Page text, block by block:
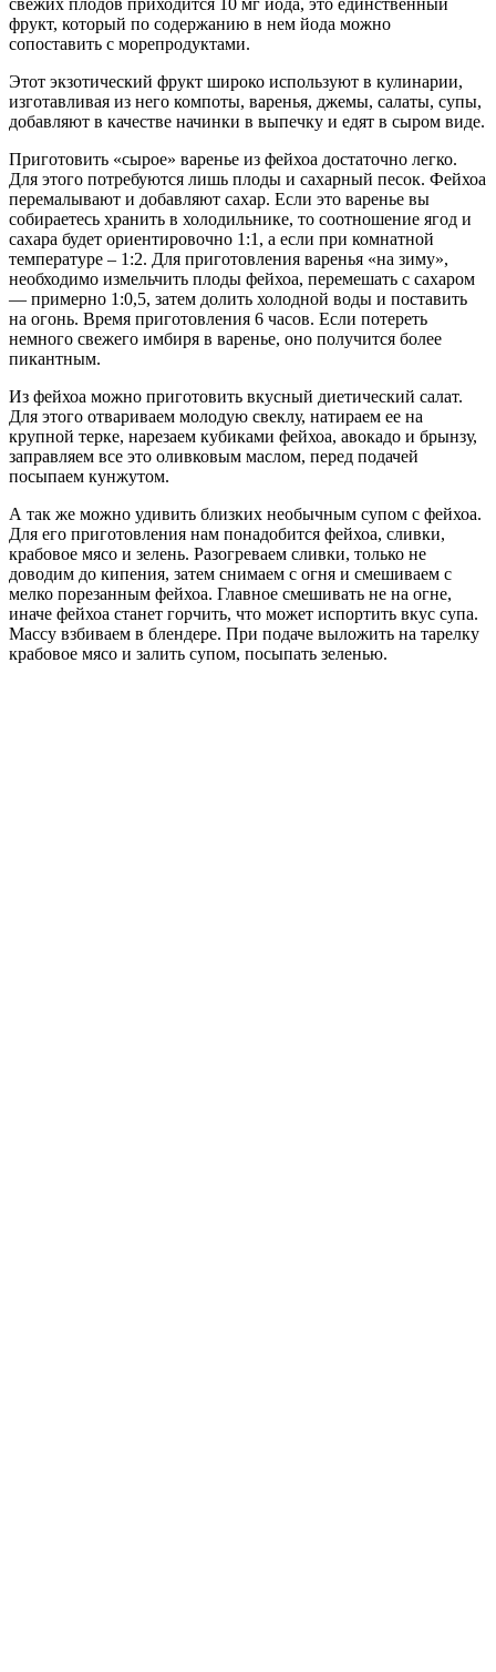
фрукт, который по содержанию в нем йода можно
сопоставить с морепродуктами.
Этот экзотический фрукт широко используют в кулинарии,
изготавливая из него компоты, варенья, джемы, салаты, супы,
добавляют в качестве начинки в выпечку и едят в сыром виде.
Приготовить «сырое» варенье из фейхоа достаточно легко.
Для этого потребуются лишь плоды и сахарный песок. Фейхоа
перемалывают и добавляют сахар. Если это варенье вы
собираетесь хранить в холодильнике, то соотношение ягод и
сахара будет ориентировочно 1:1, а если при комнатной
температуре – 1:2. Для приготовления варенья «на зиму»,
необходимо измельчить плоды фейхоа, перемешать с сахаром
— примерно 1:0,5, затем долить холодной воды и поставить
на огонь. Время приготовления 6 часов. Если потереть
немного свежего имбиря в варенье, оно получится более
пикантным.
Из фейхоа можно приготовить вкусный диетический салат.
Для этого отвариваем молодую свеклу, натираем ее на
крупной терке, нарезаем кубиками фейхоа, авокадо и брынзу,
заправляем все это оливковым маслом, перед подачей
посыпаем кунжутом.
А так же можно удивить близких необычным супом с фейхоа.
Для его приготовления нам понадобится фейхоа, сливки,
крабовое мясо и зелень. Разогреваем сливки, только не
доводим до кипения, затем снимаем с огня и смешиваем с
мелко порезанным фейхоа. Главное смешивать не на огне,
иначе фейхоа станет горчить, что может испортить вкус супа.
Массу взбиваем в блендере. При подаче выложить на тарелку
крабовое мясо и залить супом, посыпать зеленью.